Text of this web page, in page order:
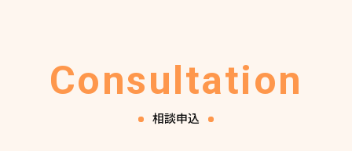
Consultation
相談申込